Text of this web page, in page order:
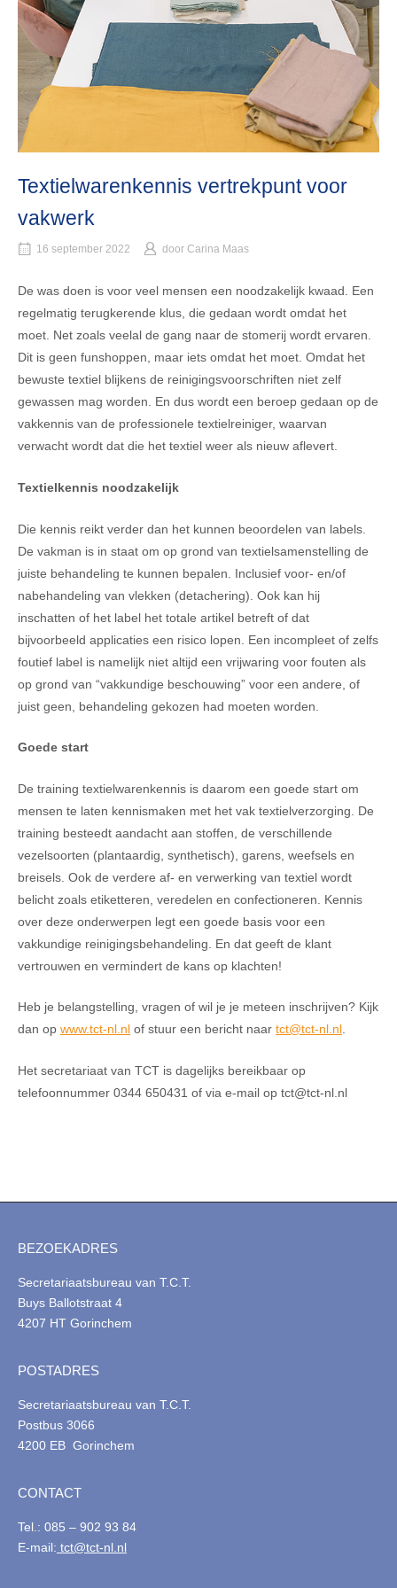
Textielwarenkennis vertrekpunt voor
vakwerk
16 september 2022 door Carina Maas
De was doen is voor veel mensen een noodzakelijk kwaad. Een
regelmatig terugkerende klus, die gedaan wordt omdat het
moet. Net zoals veelal de gang naar de stomerij wordt ervaren.
Dit is geen funshoppen, maar iets omdat het moet. Omdat het
bewuste textiel blijkens de reinigingsvoorschriften niet zelf
gewassen mag worden. En dus wordt een beroep gedaan op de
vakkennis van de professionele textielreiniger, waarvan
verwacht wordt dat die het textiel weer als nieuw aflevert.
Textielkennis noodzakelijk
Die kennis reikt verder dan het kunnen beoordelen van labels.
De vakman is in staat om op grond van textielsamenstelling de
juiste behandeling te kunnen bepalen. Inclusief voor- en/of
nabehandeling van vlekken (detachering). Ook kan hij
inschatten of het label het totale artikel betreft of dat
bijvoorbeeld applicaties een risico lopen. Een incompleet of zelfs
foutief label is namelijk niet altijd een vrijwaring voor fouten als
op grond van “vakkundige beschouwing” voor een andere, of
juist geen, behandeling gekozen had moeten worden.
Goede start
De training textielwarenkennis is daarom een goede start om
mensen te laten kennismaken met het vak textielverzorging. De
training besteedt aandacht aan stoffen, de verschillende
vezelsoorten (plantaardig, synthetisch), garens, weefsels en
breisels. Ook de verdere af- en verwerking van textiel wordt
belicht zoals etiketteren, veredelen en confectioneren. Kennis
over deze onderwerpen legt een goede basis voor een
vakkundige reinigingsbehandeling. En dat geeft de klant
vertrouwen en vermindert de kans op klachten!
Heb je belangstelling, vragen of wil je je meteen inschrijven? Kijk
dan op www.tct-nl.nl of stuur een bericht naar tct@tct-nl.nl.
Het secretariaat van TCT is dagelijks bereikbaar op
telefoonnummer 0344 650431 of via e-mail op tct@tct-nl.nl
BEZOEKADRES
Secretariaatsbureau van T.C.T.
Buys Ballotstraat 4
4207 HT Gorinchem
POSTADRES
Secretariaatsbureau van T.C.T.
Postbus 3066
4200 EB Gorinchem
CONTACT
Tel.: 085 – 902 93 84
E-mail: tct@tct-nl.nl